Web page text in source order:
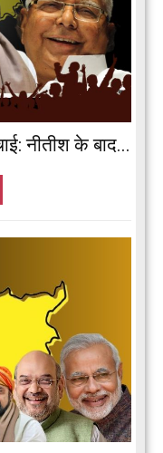
नीतीश के बाद...